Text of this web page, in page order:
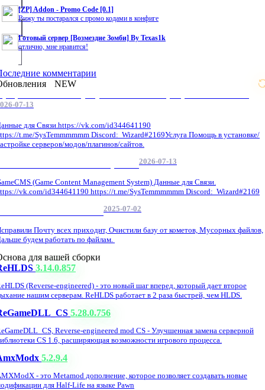
[ZP] Addon - Promo Code [0.1]
Вижу ты постарался с промо кодами в конфиге
Готовый сервер [Возмездие Зомби] By Texas1k
отлично, мне нравится!
комментарии
NEW
07-13
для Связи.https://vk.com/id344641190
t.me/SysTemmmmmm Discord: Wizard#2169Услуга Помощь в установке/
серверов/модов/плагинов/сайтов.
2026-07-13
(Game Content Management System) Данные для Связи.
vk.com/id344641190 https://t.me/SysTemmmmmm Discord: Wizard#2169
2025-07-02
Почту всех приходит, Очистили базу от кометов, Мусорных файлов,
будем работать по файлам.
для вашей сборки
3.14.0.857
(Reverse-engineered) - это новый шаг вперед, который дает второе
нашим серверам. ReHLDS работает в 2 раза быстрей, чем HLDS.
5.28.0.756
Reverse-engineered mod CS - Улучшенная замена серверной
CS 1.6, расширяющая возможности игрового процесса.
5.2.9.4
- это Metamod дополнение, которое позволяет создавать новые
для Half-Life на языке Pawn